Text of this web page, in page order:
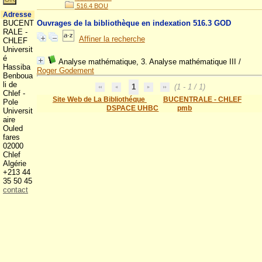
516.4 BOU
Ouvrages de la bibliothèque en indexation 516.3 GOD
Affiner la recherche
Analyse mathématique, 3. Analyse mathématique III
/
Roger Godement
1
(1 - 1 / 1)
Site Web de La Bibliothéque
BUCENTRALE - CHLEF
DSPACE UHBC
pmb
Adresse
BUCENT
RALE -
CHLEF
Universit
é
Hassiba
Benboua
li de
Chlef -
Pole
Universit
aire
Ouled
fares
02000
Chlef
Algérie
+213 44
35 50 45
contact